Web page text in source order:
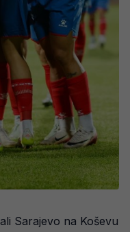
Sarajevo na Koševu